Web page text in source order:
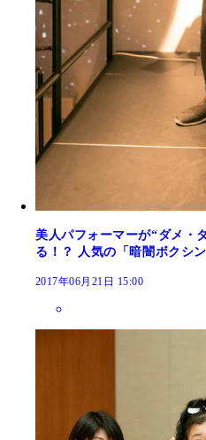
美人パフォーマーが“ダメ・
る！？ 人気の「暗闇ボクシ
2017年06月21日 15:00